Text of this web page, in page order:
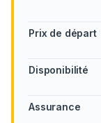
Prix de départ
Disponibilité
Assurance